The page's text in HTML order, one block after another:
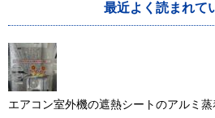
最近よく読まれて
エアコン室外機の遮熱シートのアルミ